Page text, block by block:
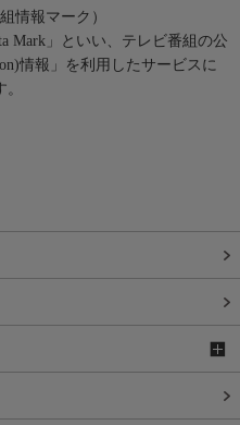
情報マーク）
Mark」といい、テレビ番組の公
情報」を利用したサービスに